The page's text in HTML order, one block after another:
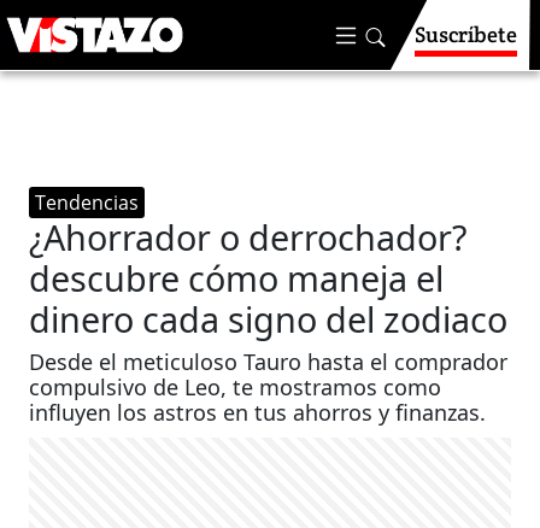
Suscríbete
Tendencias
¿Ahorrador o derrochador?
descubre cómo maneja el
dinero cada signo del zodiaco
Desde el meticuloso Tauro hasta el comprador
compulsivo de Leo, te mostramos como
influyen los astros en tus ahorros y finanzas.